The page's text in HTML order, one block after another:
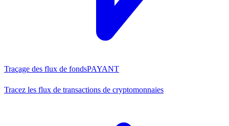
Traçage des flux de fondsPAYANT
Tracez les flux de transactions de cryptomonnaies